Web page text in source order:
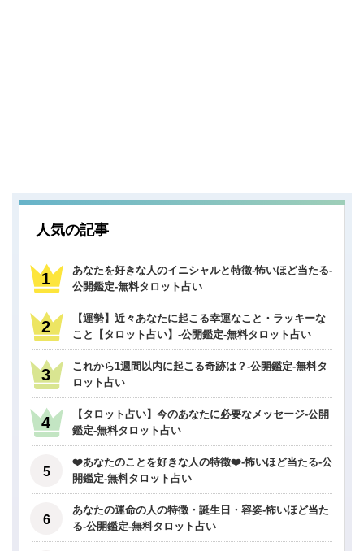
人気の記事
あなたを好きな人のイニシャルと特徴-怖いほど当たる-
公開鑑定-無料タロット占い
【運勢】近々あなたに起こる幸運なこと・ラッキーな
こと【タロット占い】-公開鑑定-無料タロット占い
これから1週間以内に起こる奇跡は？-公開鑑定-無料タ
ロット占い
【タロット占い】今のあなたに必要なメッセージ-公開
鑑定-無料タロット占い
❤️あなたのことを好きな人の特徴❤️-怖いほど当たる-公
開鑑定-無料タロット占い
あなたの運命の人の特徴・誕生日・容姿-怖いほど当た
る-公開鑑定-無料タロット占い